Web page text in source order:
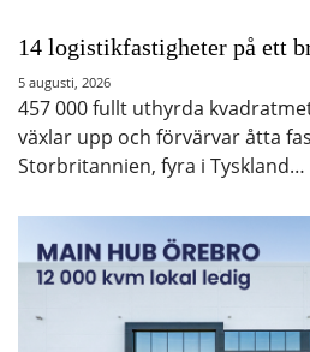
14 logistikfastigheter på ett
5 augusti, 2026
457 000 fullt uthyrda
växlar upp och förvärvar åtta
Storbritannien, fyra i Tyskland…